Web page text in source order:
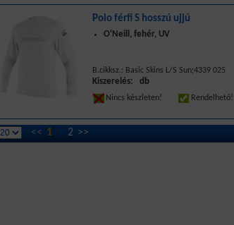
Polo férfi S hosszú ujjú
O'Neill, fehér, UV
B.cikksz.: Basic Skins L/S Sun;4339 025
Kiszerelés: db
Nincs készleten!
Rendelhető!
<< 1 2 >>